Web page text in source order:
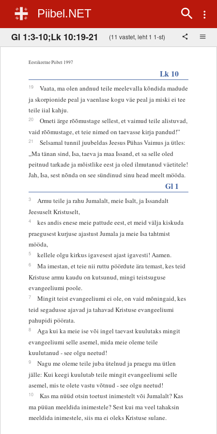
Piibel.NET
Gl 1:3-10;Lk 10:19-21 (11 vastet, leht 1 1-st)
Eestikeelne Piibel 1997
Lk 10
19
Vaata, ma olen andnud teile meelevalla kõndida madude
ja skorpionide peal ja vaenlase kogu väe peal ja miski ei tee
teile iial kahju.
20
Ometi ärge rõõmustage sellest, et vaimud teile alistuvad,
vaid rõõmustage, et teie nimed on taevasse kirja pandud!”
21
Selsamal tunnil juubeldas Jeesus Pühas Vaimus ja ütles:
„Ma tänan sind, Isa, taeva ja maa Issand, et sa selle oled
peitnud tarkade ja mõistlike eest ja oled ilmutanud väetitele!
Jah, Isa, sest nõnda on see sündinud sinu head meelt mööda.
Gl 1
3
Armu teile ja rahu Jumalalt, meie Isalt, ja Issandalt
Jeesuselt Kristuselt,
4
kes andis enese meie pattude eest, et meid välja kiskuda
praegusest kurjuse ajastust Jumala ja meie Isa tahtmist
mööda,
5 kellele olgu kirkus igavesest ajast igavesti! Aamen.
6
Ma imestan, et teie nii ruttu pöördute ära temast, kes teid
Kristuse armu kaudu on kutsunud, mingi teistsuguse
evangeeliumi poole.
7
Mingit teist evangeeliumi ei ole, on vaid mõningaid, kes
teid segadusse ajavad ja tahavad Kristuse evangeeliumi
pahupidi pöörata.
8
Aga kui ka meie ise või ingel taevast kuulutaks mingit
evangeeliumi selle asemel, mida meie oleme teile
kuulutanud - see olgu neetud!
9
Nagu me oleme teile juba ütelnud ja praegu ma ütlen
jälle: Kui keegi kuulutab teile mingit evangeeliumi selle
asemel, mis te olete vastu võtnud - see olgu neetud!
10
Kas ma nüüd otsin toetust inimestelt või Jumalalt? Kas
ma püüan meeldida inimestele? Sest kui ma veel tahaksin
meeldida inimestele, siis ma ei oleks Kristuse sulane.